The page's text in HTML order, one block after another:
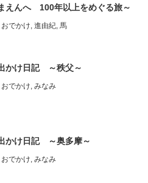
えんへ 100年以上をめぐる旅～
おでかけ 進由紀 馬
かけ日記 ～秩父～
おでかけ みなみ
かけ日記 ～奥多摩～
おでかけ みなみ